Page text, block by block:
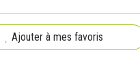
Ajouter à mes favoris